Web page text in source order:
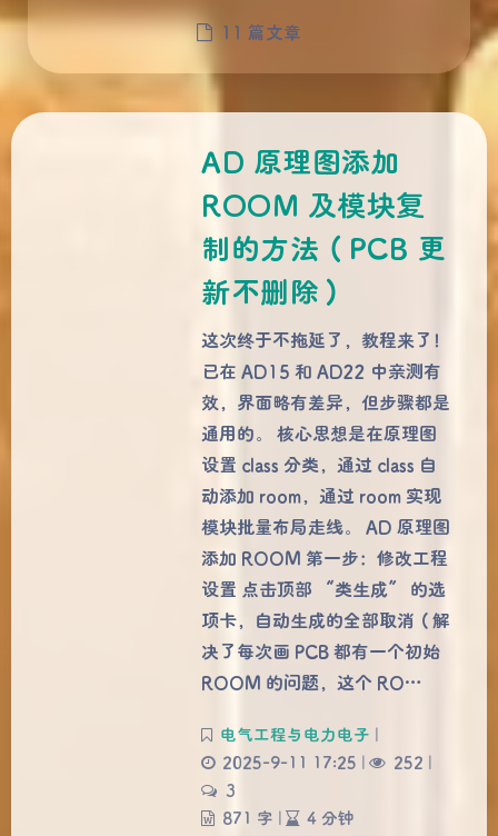
11 篇文章
AD 原理图添加
ROOM 及模块复
制的方法（PCB 更
新不删除）
这次终于不拖延了，教程来了！
已在 AD15 和 AD22 中亲测有
效，界面略有差异，但步骤都是
通用的。 核心思想是在原理图
设置 class 分类，通过 class 自
动添加 room，通过 room 实现
模块批量布局走线。 AD 原理图
添加 ROOM 第一步：修改工程
设置 点击顶部 “类生成” 的选
项卡，自动生成的全部取消（解
决了每次画 PCB 都有一个初始
ROOM 的问题，这个 RO…
电气工程与电力电子 |
2025-9-11 17:25 | 252 |
3
871 字 | 4 分钟